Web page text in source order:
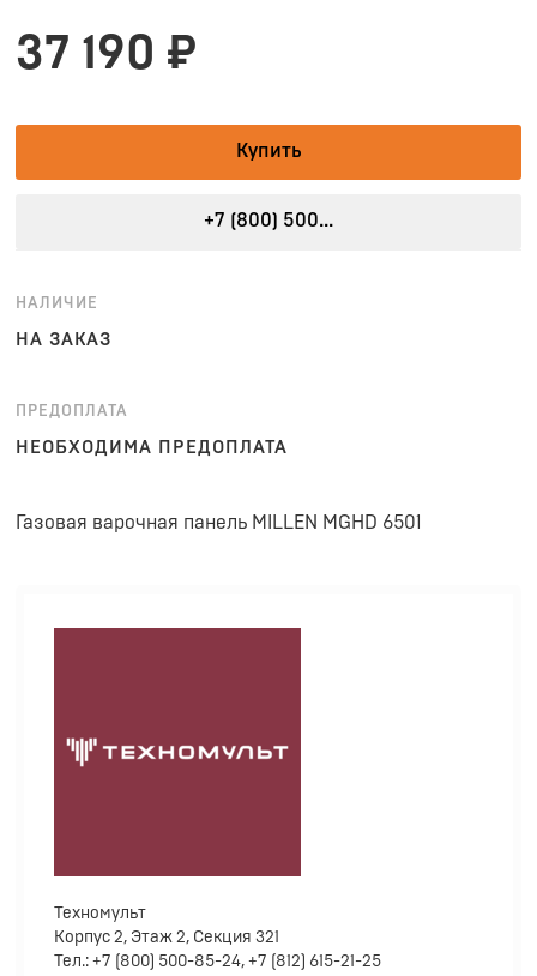
37 190 ₽
Купить
+7 (800) 500...
НАЛИЧИЕ
НА ЗАКАЗ
ПРЕДОПЛАТА
НЕОБХОДИМА ПРЕДОПЛАТА
Газовая варочная панель MILLEN MGHD 6501
Техномульт
Корпус 2, Этаж 2, Секция 321
Тел.: +7 (800) 500-85-24, +7 (812) 615-21-25